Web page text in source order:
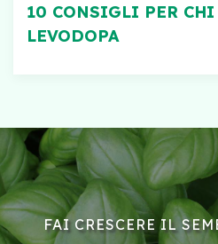
10 CONSIGLI PER CHI
LEVODOPA
FAI CRESCERE IL